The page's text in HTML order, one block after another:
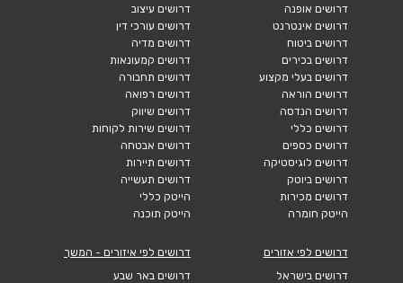
דרושים אופנה
דרושים אינטרנט
דרושים ביטוח
דרושים בכירים
דרושים בעלי מקצוע
דרושים הוראה
דרושים הנדסה
דרושים כללי
דרושים כספים
דרושים לוגיסטיקה
דרושים ביוטק
דרושים מכירות
הייטק חומרה
דרושים עיצוב
דרושים עורכי דין
דרושים מדיה
דרושים קמעונאות
דרושים תחבורה
דרושים רפואה
דרושים שיווק
דרושים שירות לקוחות
דרושים אבטחה
דרושים תיירות
דרושים תעשייה
הייטק כללי
הייטק תוכנה
דרושים לפי אזורים
דרושים בישראל
דרושים לפי איזורים - המשך
דרושים באר שבע